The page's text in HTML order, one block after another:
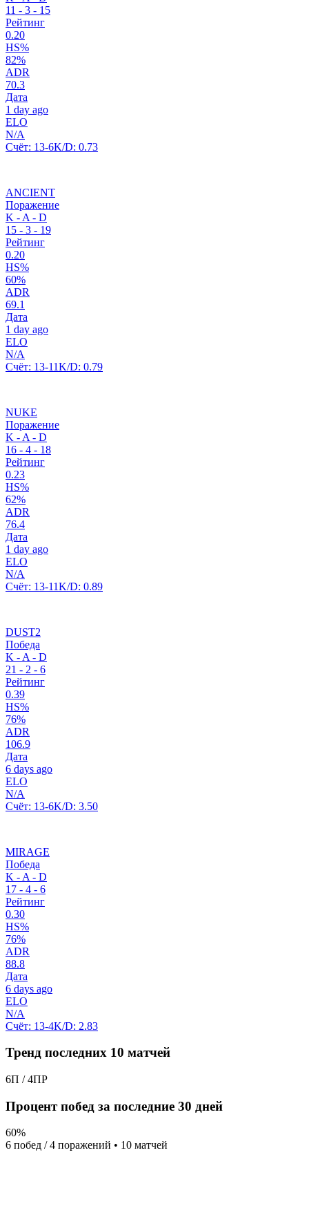
11 - 3 - 15
Рейтинг
0.20
HS%
82%
ADR
70.3
Дата
1 day ago
ELO
N/A
Счёт: 13-6K/D: 0.73
ANCIENT
Поражение
K - A - D
15 - 3 - 19
Рейтинг
0.20
HS%
60%
ADR
69.1
Дата
1 day ago
ELO
N/A
Счёт: 13-11K/D: 0.79
NUKE
Поражение
K - A - D
16 - 4 - 18
Рейтинг
0.23
HS%
62%
ADR
76.4
Дата
1 day ago
ELO
N/A
Счёт: 13-11K/D: 0.89
DUST2
Победа
K - A - D
21 - 2 - 6
Рейтинг
0.39
HS%
76%
ADR
106.9
Дата
6 days ago
ELO
N/A
Счёт: 13-6K/D: 3.50
MIRAGE
Победа
K - A - D
17 - 4 - 6
Рейтинг
0.30
HS%
76%
ADR
88.8
Дата
6 days ago
ELO
N/A
Счёт: 13-4K/D: 2.83
Тренд последних 10 матчей
6П / 4ПР
Процент побед за последние 30 дней
60%
6 побед / 4 поражений • 10 матчей